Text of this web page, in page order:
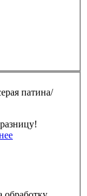
патина/